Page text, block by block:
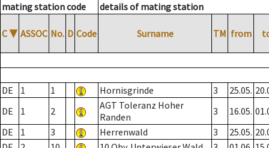
mating station code details of mating station
C ▼ ASSOC No. D Code Surname TM from
DE 1 1 Hornisgrinde 3 25.05.
DE
1 2
AGT Toleranz Hoher
Randen
3 16.05.
DE
1 3 Herrenwald 3 25.05.